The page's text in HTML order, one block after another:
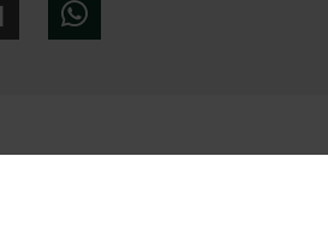
Giphy